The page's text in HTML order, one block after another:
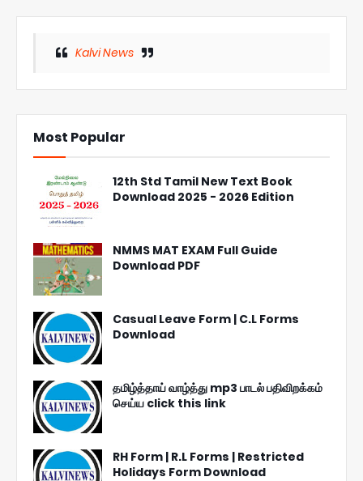
Kalvi News
Most Popular
12th Std Tamil New Text Book
Download 2025 - 2026 Edition
NMMS MAT EXAM Full Guide
Download PDF
Casual Leave Form | C.L Forms
Download
தமிழ்த்தாய் வாழ்த்து mp3 பாடல் பதிவிறக்கம்
செய்ய click this link
RH Form | R.L Forms | Restricted
Holidays Form Download